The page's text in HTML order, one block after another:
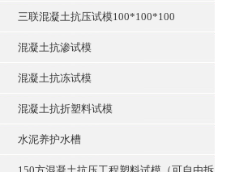
三联混凝土抗压试模100*100*100
混凝土抗渗试模
混凝土抗冻试模
混凝土抗折塑料试模
水泥养护水槽